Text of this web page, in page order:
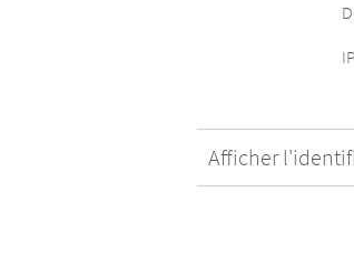
Afficher